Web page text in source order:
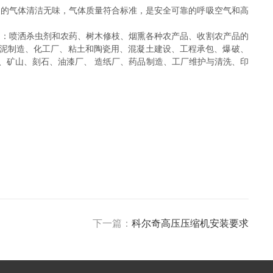
气体清洁无味，气体质量符合标准，是安全可靠的呼吸空气和高
喷洒杀虫剂和农药、树木修枝、烟熏各种农产品、收割农产品的
造、化工厂、粘土和陶瓷用、混凝土建设、工程承包、爆破、
山、刻石、油漆厂、 造纸厂、药品制造、工厂维护与清洗、印
下一篇： 科尔奇高压压缩机安装要求